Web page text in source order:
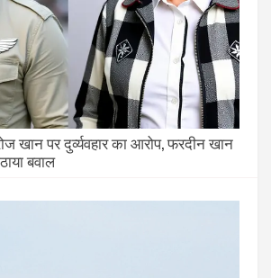
खान पर दुर्व्यवहार का आरोप, फरदीन खान
बवाल